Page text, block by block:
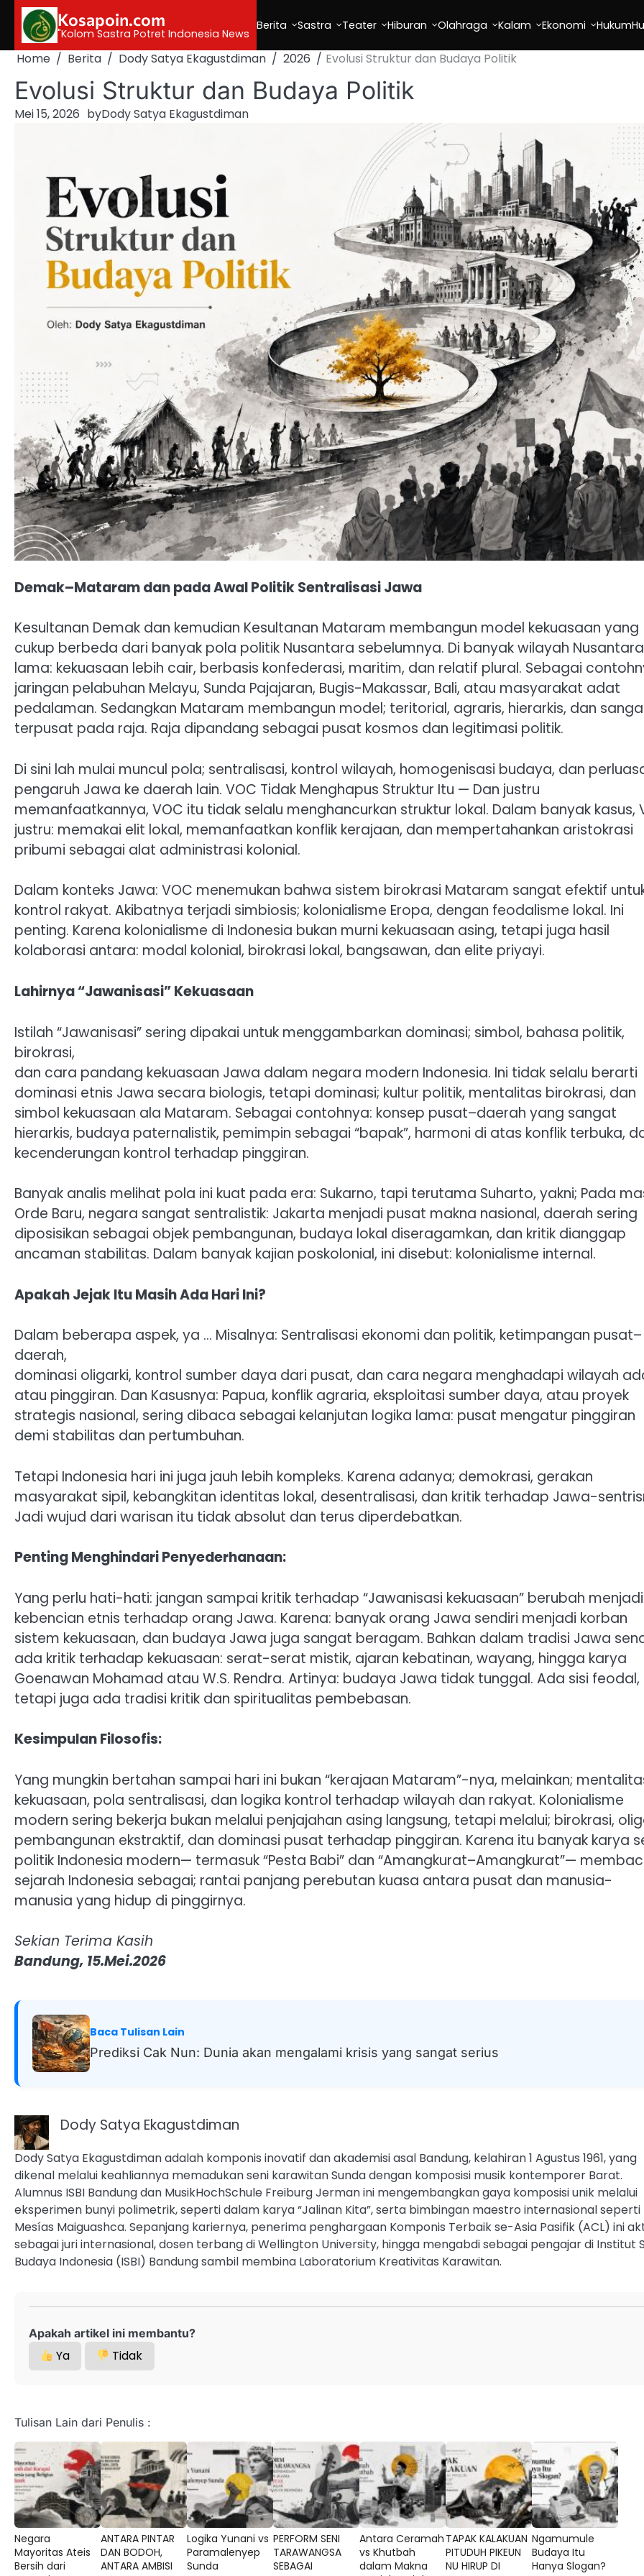
Skip
content
Kosapoin.com
"Kolom Sastra Potret Indonesia News
Berita Sastra Teater Hiburan Olahraga Kalam Ekonomi Hukum
Home Berita Dody Satya Ekagustdiman 2026 Evolusi Struktur dan Budaya Politik
Evolusi Struktur dan Budaya Politik
Mei 15, 2026 byDody Satya Ekagustdiman
Demak–Mataram dan pada Awal Politik Sentralisasi Jawa
Kesultanan Demak dan kemudian Kesultanan Mataram membangun model kekuasaan yang
cukup berbeda dari banyak pola politik Nusantara sebelumnya. Di banyak wilayah Nusantara
lama: kekuasaan lebih cair, berbasis konfederasi, maritim, dan relatif plural. Sebagai
jaringan pelabuhan Melayu, Sunda Pajajaran, Bugis-Makassar, Bali, atau masyarakat adat
pedalaman. Sedangkan Mataram membangun model; teritorial, agraris, hierarkis, dan
terpusat pada raja. Raja dipandang sebagai pusat kosmos dan legitimasi politik.
Di sini lah mulai muncul pola; sentralisasi, kontrol wilayah, homogenisasi budaya, dan
pengaruh Jawa ke daerah lain. VOC Tidak Menghapus Struktur Itu — Dan justru
memanfaatkannya, VOC itu tidak selalu menghancurkan struktur lokal. Dalam banyak kasus,
justru: memakai elit lokal, memanfaatkan konflik kerajaan, dan mempertahankan aristokrasi
pribumi sebagai alat administrasi kolonial.
Dalam konteks Jawa: VOC menemukan bahwa sistem birokrasi Mataram sangat efektif
kontrol rakyat. Akibatnya terjadi simbiosis; kolonialisme Eropa, dengan feodalisme lokal. Ini
penting. Karena kolonialisme di Indonesia bukan murni kekuasaan asing, tetapi juga hasil
kolaborasi antara: modal kolonial, birokrasi lokal, bangsawan, dan elite priyayi.
Lahirnya “Jawanisasi” Kekuasaan
Istilah “Jawanisasi” sering dipakai untuk menggambarkan dominasi; simbol, bahasa politik,
birokrasi,
dan cara pandang kekuasaan Jawa dalam negara modern Indonesia. Ini tidak selalu berarti
dominasi etnis Jawa secara biologis, tetapi dominasi; kultur politik, mentalitas birokrasi, dan
simbol kekuasaan ala Mataram. Sebagai contohnya: konsep pusat–daerah yang sangat
hierarkis, budaya paternalistik, pemimpin sebagai “bapak”, harmoni di atas konflik terbuka,
kecenderungan kontrol terhadap pinggiran.
Banyak analis melihat pola ini kuat pada era: Sukarno, tapi terutama Suharto, yakni; Pada
Orde Baru, negara sangat sentralistik: Jakarta menjadi pusat makna nasional, daerah sering
diposisikan sebagai objek pembangunan, budaya lokal diseragamkan, dan kritik dianggap
ancaman stabilitas. Dalam banyak kajian poskolonial, ini disebut: kolonialisme internal.
Apakah Jejak Itu Masih Ada Hari Ini?
Dalam beberapa aspek, ya … Misalnya: Sentralisasi ekonomi dan politik, ketimpangan pusat–
daerah,
dominasi oligarki, kontrol sumber daya dari pusat, dan cara negara menghadapi wilayah
atau pinggiran. Dan Kasusnya: Papua, konflik agraria, eksploitasi sumber daya, atau proyek
strategis nasional, sering dibaca sebagai kelanjutan logika lama: pusat mengatur pinggiran
demi stabilitas dan pertumbuhan.
Tetapi Indonesia hari ini juga jauh lebih kompleks. Karena adanya; demokrasi, gerakan
masyarakat sipil, kebangkitan identitas lokal, desentralisasi, dan kritik terhadap Jawa-
Jadi wujud dari warisan itu tidak absolut dan terus diperdebatkan.
Penting Menghindari Penyederhanaan:
Yang perlu hati-hati: jangan sampai kritik terhadap “Jawanisasi kekuasaan” berubah menjadi
kebencian etnis terhadap orang Jawa. Karena: banyak orang Jawa sendiri menjadi korban
sistem kekuasaan, dan budaya Jawa juga sangat beragam. Bahkan dalam tradisi Jawa
ada kritik terhadap kekuasaan: serat-serat mistik, ajaran kebatinan, wayang, hingga karya
Goenawan Mohamad atau W.S. Rendra. Artinya: budaya Jawa tidak tunggal. Ada sisi feodal,
tetapi juga ada tradisi kritik dan spiritualitas pembebasan.
Kesimpulan Filosofis:
Yang mungkin bertahan sampai hari ini bukan “kerajaan Mataram”-nya, melainkan;
kekuasaan, pola sentralisasi, dan logika kontrol terhadap wilayah dan rakyat. Kolonialisme
modern sering bekerja bukan melalui penjajahan asing langsung, tetapi melalui; birokrasi,
pembangunan ekstraktif, dan dominasi pusat terhadap pinggiran. Karena itu banyak karya
politik Indonesia modern— termasuk “Pesta Babi” dan “Amangkurat–Amangkurat”—
sejarah Indonesia sebagai; rantai panjang perebutan kuasa antara pusat dan manusia-
manusia yang hidup di pinggirnya.
Sekian Terima Kasih
Bandung, 15.Mei.2026
Baca Tulisan Lain
Prediksi Cak Nun: Dunia akan mengalami krisis yang sangat serius
Dody Satya Ekagustdiman
Dody Satya Ekagustdiman adalah komponis inovatif dan akademisi asal Bandung, kelahiran 1 Agustus 1961, yang
dikenal melalui keahliannya memadukan seni karawitan Sunda dengan komposisi musik kontemporer Barat.
Alumnus ISBI Bandung dan MusikHochSchule Freiburg Jerman ini mengembangkan gaya komposisi unik melalui
eksperimen bunyi polimetrik, seperti dalam karya “Jalinan Kita”, serta bimbingan maestro internasional seperti
Mesías Maiguashca. Sepanjang kariernya, penerima penghargaan Komponis Terbaik se-Asia Pasifik (ACL) ini
sebagai juri internasional, dosen terbang di Wellington University, hingga mengabdi sebagai pengajar di Institut
Budaya Indonesia (ISBI) Bandung sambil membina Laboratorium Kreativitas Karawitan.
Apakah artikel ini membantu?
Ya Tidak
Tulisan Lain dari Penulis :
Negara
Mayoritas Ateis
Bersih dari
ANTARA PINTAR
DAN BODOH,
ANTARA AMBISI
Logika Yunani vs
Paramalenyep
Sunda
PERFORM SENI
TARAWANGSA
SEBAGAI
Antara Ceramah
vs Khutbah
dalam Makna
TAPAK KALAKUAN
PITUDUH PIKEUN
NU HIRUP DI
Ngamumule
Budaya Itu
Hanya Slogan?